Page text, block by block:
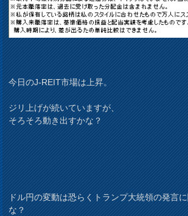
今日のJ-REIT市場は上昇。
ジリ上げが続いていますが、
そろそろ動き出すかな？
ドル円の変動は恐らくトランプ大統領の発言
な？